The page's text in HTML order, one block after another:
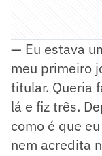
— Eu estava
meu primeiro
titular. Queria
lá e fiz três.
como é que
nem acredita